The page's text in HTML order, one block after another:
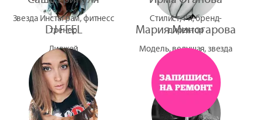
DJ FEEL
Диджей
Мария Миногарова
Модель, ведущая, звезда
Звезда Инстаграм, фитнесс
тренер
Стилист, PR, бренд-
директор